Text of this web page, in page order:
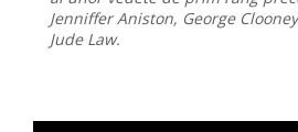
Jenniffer Aniston, George
Jude Law.